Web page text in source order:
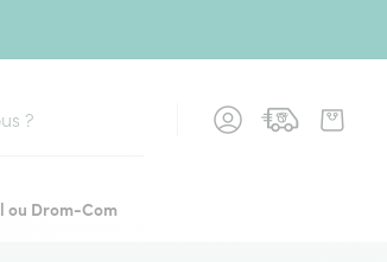
Drom-Com